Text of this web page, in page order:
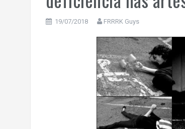
19/07/2018 FRRRK Guys